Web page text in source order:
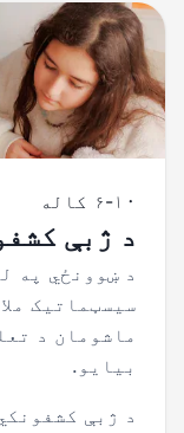
۶-۱۰ کاله
د ژبې
د ښوونځي په
سیسټماتیک
ماشومان د
بیايو.
د ژبې